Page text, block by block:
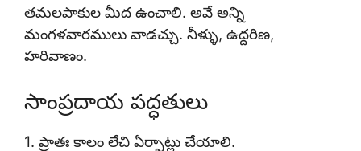
తమలపాకుల మీద ఉంచాలి. అవే అన్ని
మంగళవారములు వాడచ్చు. నీళ్ళు, ఉద్దరిణ,
హరివాణం.
సాంప్రదాయ పద్ధతులు
1. ప్రాతః కాలం లేచి ఏర్పాట్లు చేయాలి.